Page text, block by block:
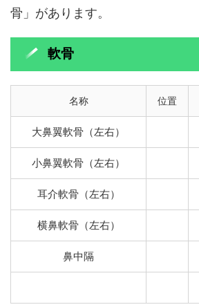
骨」があります。
軟骨
名称 位置
大鼻翼軟骨（左右）
小鼻翼軟骨（左右）
耳介軟骨（左右）
横鼻軟骨（左右）
鼻中隔